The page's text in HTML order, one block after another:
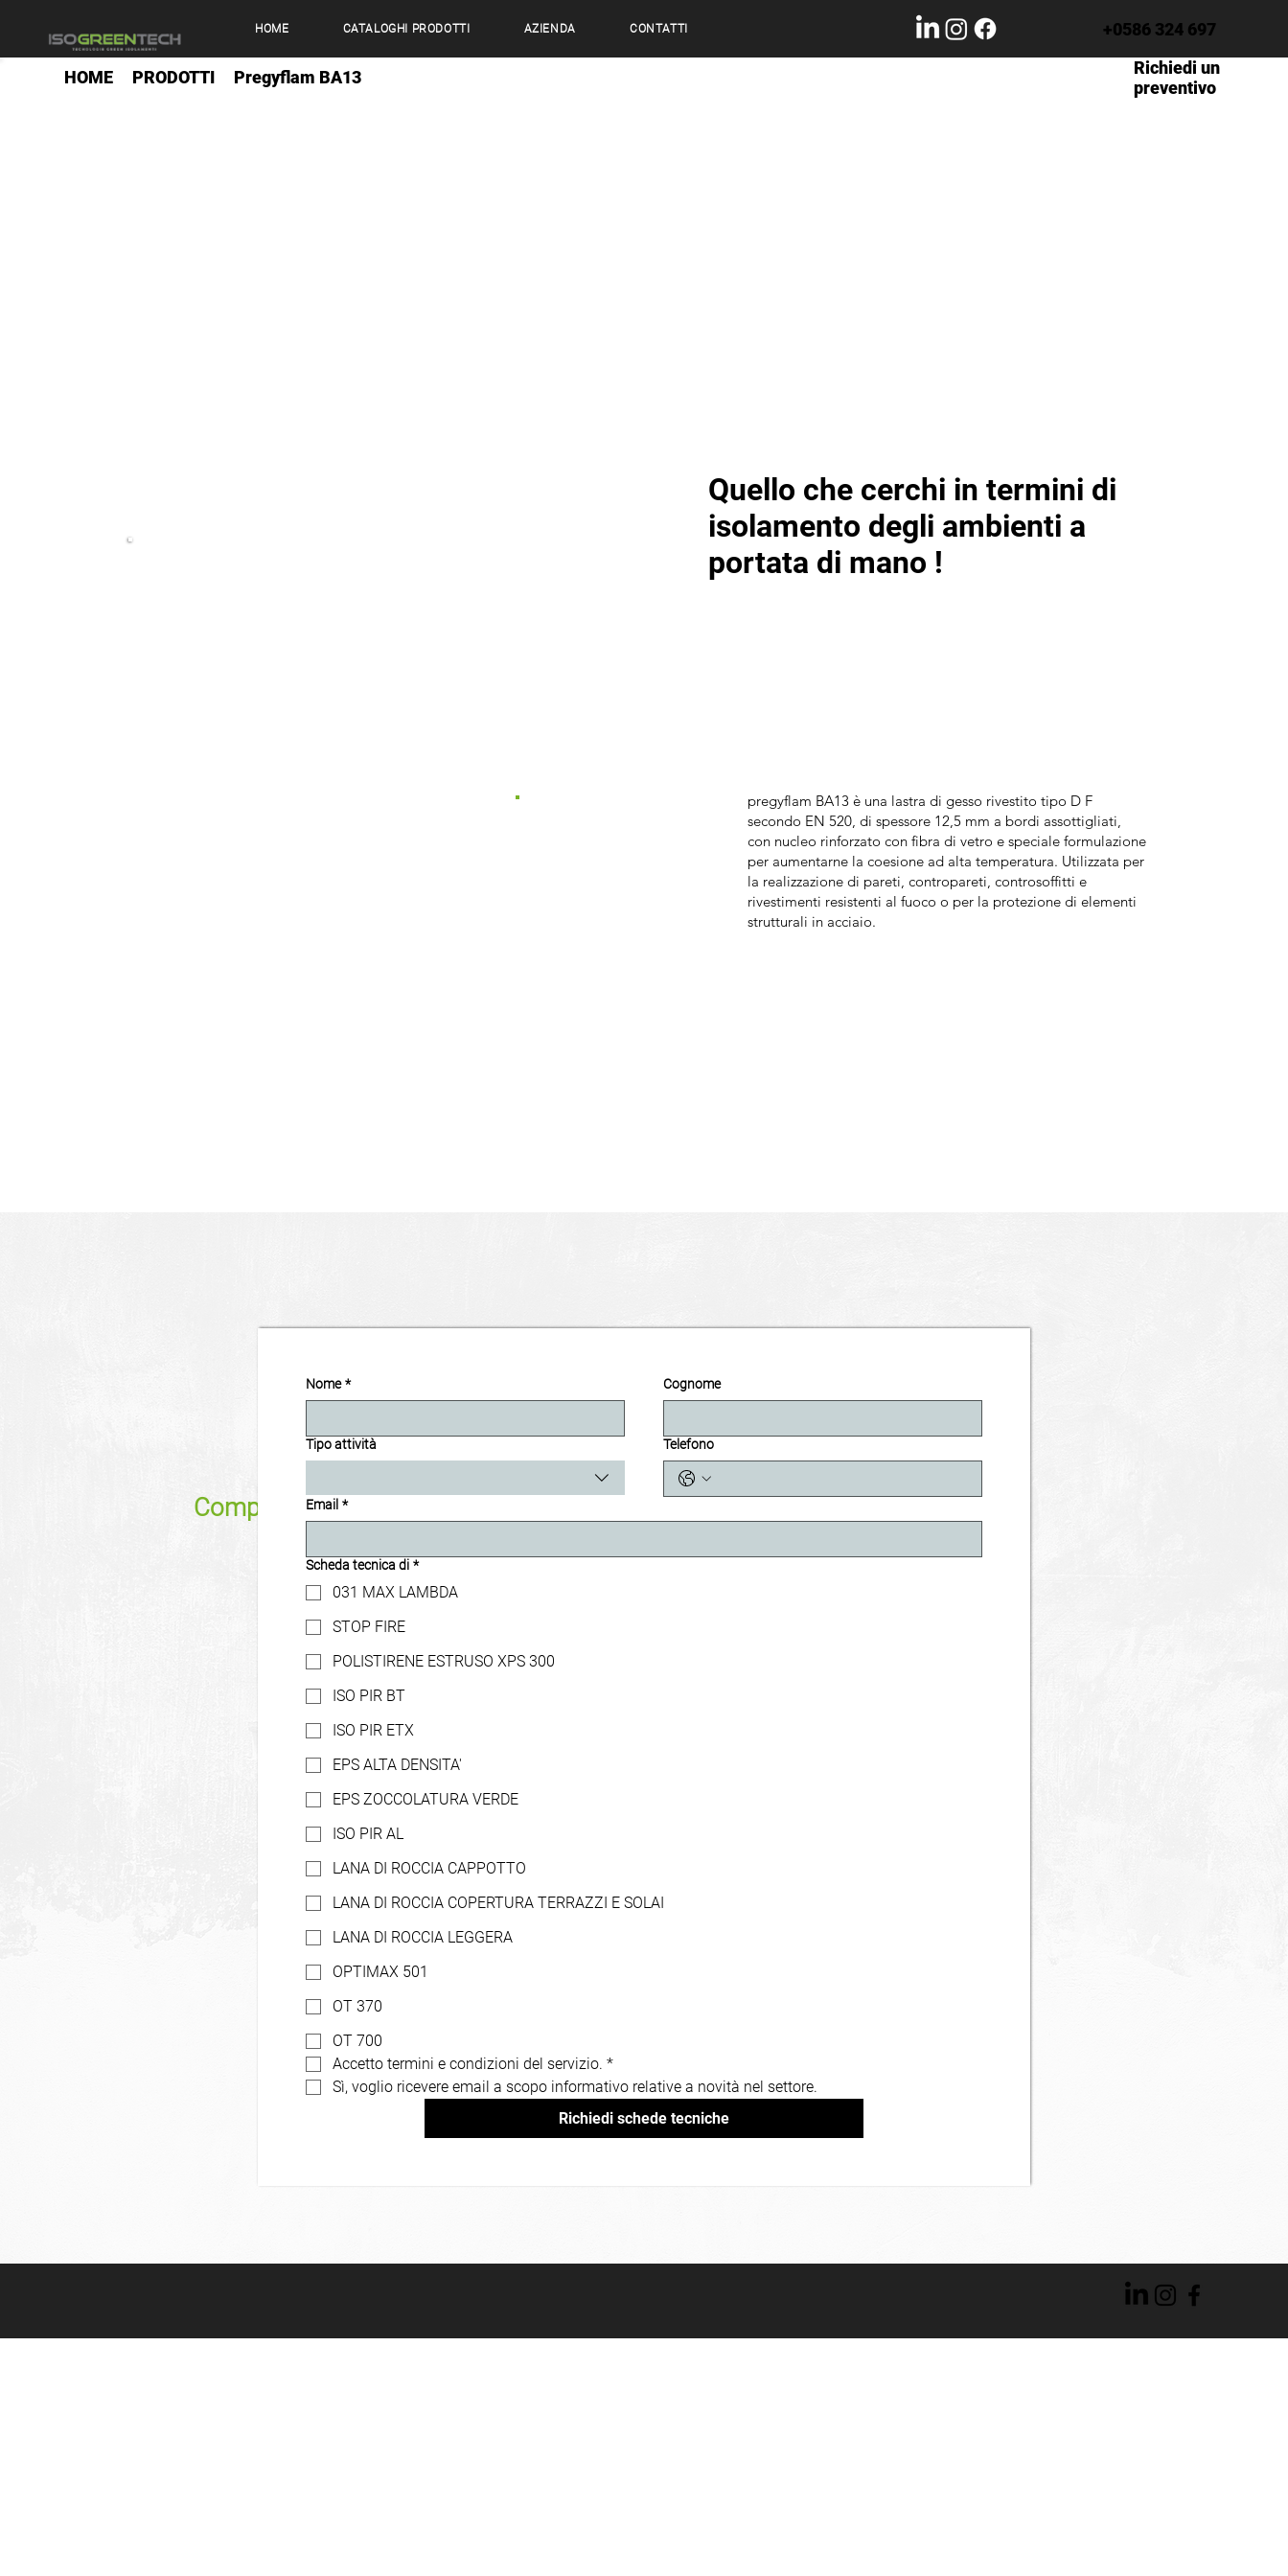
+0586 324 697
HOME CATALOGHI PRODOTTI AZIENDA CONTATTI
pregyflam BA13 è una lastra di gesso rivestito tipo D F
secondo EN 520, di spessore 12,5 mm a bordi assottigliati,
con nucleo rinforzato con fibra di vetro e speciale formulazione
per aumentarne la coesione ad alta temperatura. Utilizzata per
la realizzazione di pareti, contropareti, controsoffitti e
rivestimenti resistenti al fuoco o per la protezione di elementi
strutturali in acciaio.
Quello che cerchi in termini di
isolamento degli ambienti a
portata di mano !
HOME PRODOTTI
Richiedi un
preventivo
Pregyflam BA13
Compila il form per ricevere le schede tecniche.
Nome * Cognome
Tipo attività Telefono
Email *
Scheda tecnica di *
031 MAX LAMBDA
STOP FIRE
POLISTIRENE ESTRUSO XPS 300
ISO PIR BT
ISO PIR ETX
EPS ALTA DENSITA'
EPS ZOCCOLATURA VERDE
ISO PIR AL
LANA DI ROCCIA CAPPOTTO
LANA DI ROCCIA COPERTURA TERRAZZI E SOLAI
LANA DI ROCCIA LEGGERA
OPTIMAX 501
OT 370
OT 700
Accetto termini e condizioni del servizio. *
Sì, voglio ricevere email a scopo informativo relative a novità nel settore.
Richiedi schede tecniche